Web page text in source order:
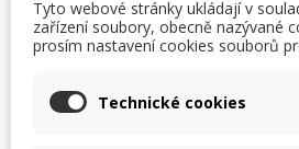
Popis Detaily
Nářezový stroj MIRRA 250 C
Tyto webové stránky ukládají v
zařízení soubory, obecně nazývané
prosím nastavení cookies souborů
Technické cookies